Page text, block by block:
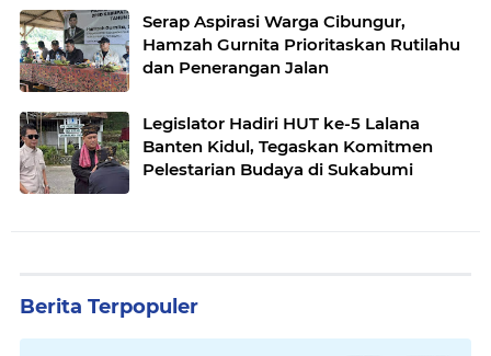
Serap Aspirasi Warga Cibungur,
Hamzah Gurnita Prioritaskan Rutilahu
dan Penerangan Jalan
Legislator Hadiri HUT ke-5 Lalana
Banten Kidul, Tegaskan Komitmen
Pelestarian Budaya di Sukabumi
Berita Terpopuler